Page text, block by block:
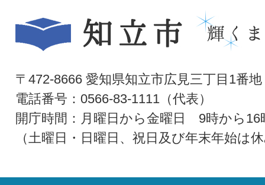
〒472-8666 愛知県知立市広見三丁目1番地
電話番号：0566-83-1111（代表）
開庁時間：月曜日から金曜日 9時から16
（土曜日・日曜日、祝日及び年末年始は